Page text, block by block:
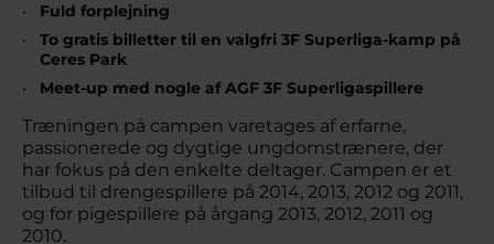
Fuld forplejning
To gratis billetter til en valgfri 3F Superliga-kamp på
Ceres Park
Meet-up med nogle af AGF 3F Superligaspillere
Træningen på campen varetages af erfarne,
passionerede og dygtige ungdomstrænere, der
har fokus på den enkelte deltager. Campen er et
tilbud til drengespillere på 2014, 2013, 2012 og 2011,
og for pigespillere på årgang 2013, 2012, 2011 og
2010.